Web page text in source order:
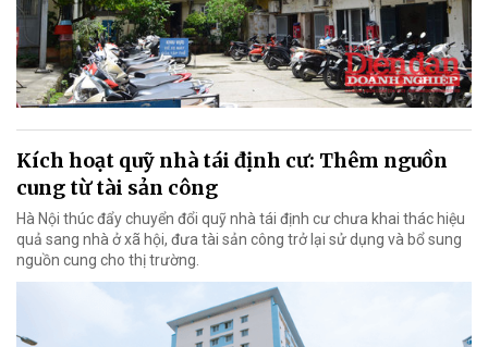
Kích hoạt quỹ nhà tái định cư: Thêm nguồn
cung từ tài sản công
Hà Nội thúc đẩy chuyển đổi quỹ nhà tái định cư chưa khai thác hiệu
quả sang nhà ở xã hội, đưa tài sản công trở lại sử dụng và bổ sung
nguồn cung cho thị trường.